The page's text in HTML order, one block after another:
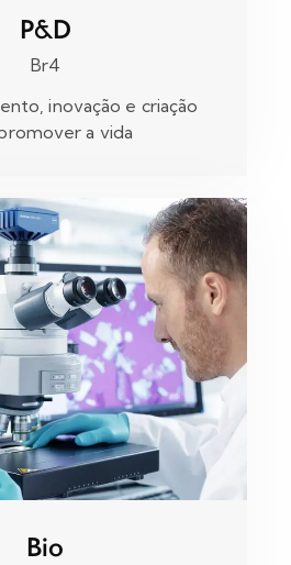
P&D
Br4
inovação e criação
a vida
Bio